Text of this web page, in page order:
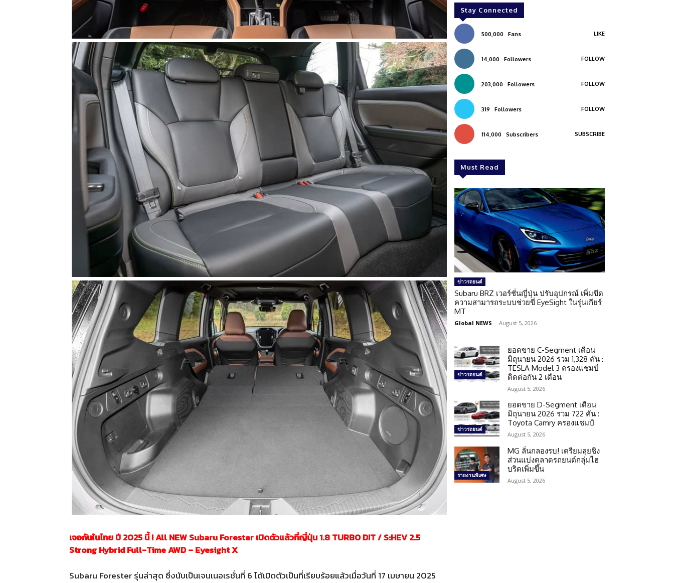
เจอกันในไทย ปี 2025 นี้ ! All NEW Subaru Forester เปิดตัวแล้วที่ญี่ปุ่น 1.8 TURBO DIT / S:HEV 2.5
Strong Hybrid Full-Time AWD – Eyesight X
Subaru Forester รุ่นล่าสุด ซึ่งนับเป็นเจนเนอเรชั่นที่ 6 ได้เปิดตัวเป็นที่เรียบร้อยแล้วเมื่อวันที่ 17 เมษายน 2025
Stay Connected
500,000 Fans LIKE
14,000 Followers FOLLOW
203,000 Followers FOLLOW
319 Followers FOLLOW
114,000 Subscribers SUBSCRIBE
Must Read
ข่าวรถยนต์
Subaru BRZ เวอร์ชั่นญี่ปุ่น ปรับอุปกรณ์ เพิ่มขีด
ความสามารถระบบช่วยขี่ EyeSight ในรุ่นเกียร์
MT
Global NEWS - August 5, 2026
ข่าวรถยนต์
ยอดขาย C-Segment เดือน
มิถุนายน 2026 รวม 1,328 คัน :
TESLA Model 3 ครองแชมป์
ติดต่อกัน 2 เดือน
August 5, 2026
ข่าวรถยนต์
ยอดขาย D-Segment เดือน
มิถุนายน 2026 รวม 722 คัน :
Toyota Camry ครองแชมป์
August 5, 2026
รายงานพิเศษ
MG ลั่นกลองรบ! เตรียมลุยชิง
ส่วนแบ่งตลาดรถยนต์กลุ่มไฮ
บริดเพิ่มขึ้น
August 5, 2026